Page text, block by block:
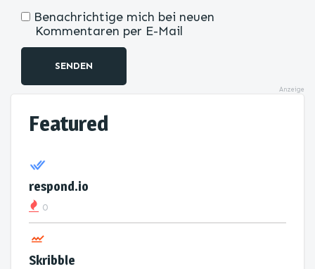
Benachrichtige mich bei neuen
Kommentaren per E-Mail
SENDEN
Anzeige
Featured
respond.io
0
Skribble